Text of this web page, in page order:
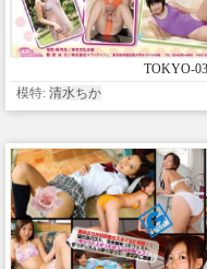
TOKYO-
模特: 清水ちか